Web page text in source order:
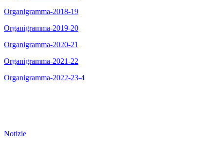
Organigramma-2018-19
Organigramma-2019-20
Organigramma-2020-21
Organigramma-2021-22
Organigramma-2022-23-4
Notizie